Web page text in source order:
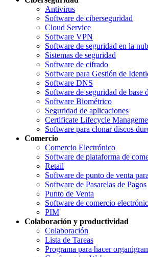
Antivirus
Software de ciberseguridad
Cloud Service
Software VPN
Software de seguridad en la
Sistemas de seguridad
Software de cifrado
Software para Gestión de
Software DNS
Software de seguridad de base
Software Biométrico
Seguridad de aplicaciones
Certificate Lifecycle
Software para clonar discos
Comercio
Comercio Electrónico
Software de plataforma de
Retail
Software de punto de venta
Software de Pasarelas de Pagos
Punto de Venta
Software de comercio
PIM
Colaboración y productividad
Colaboración
Lista de Tareas
Programa para hacer